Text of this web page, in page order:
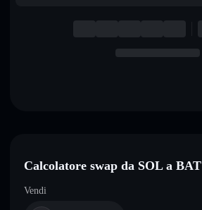
Calcolatore swap da SOL a BAT
Vendi